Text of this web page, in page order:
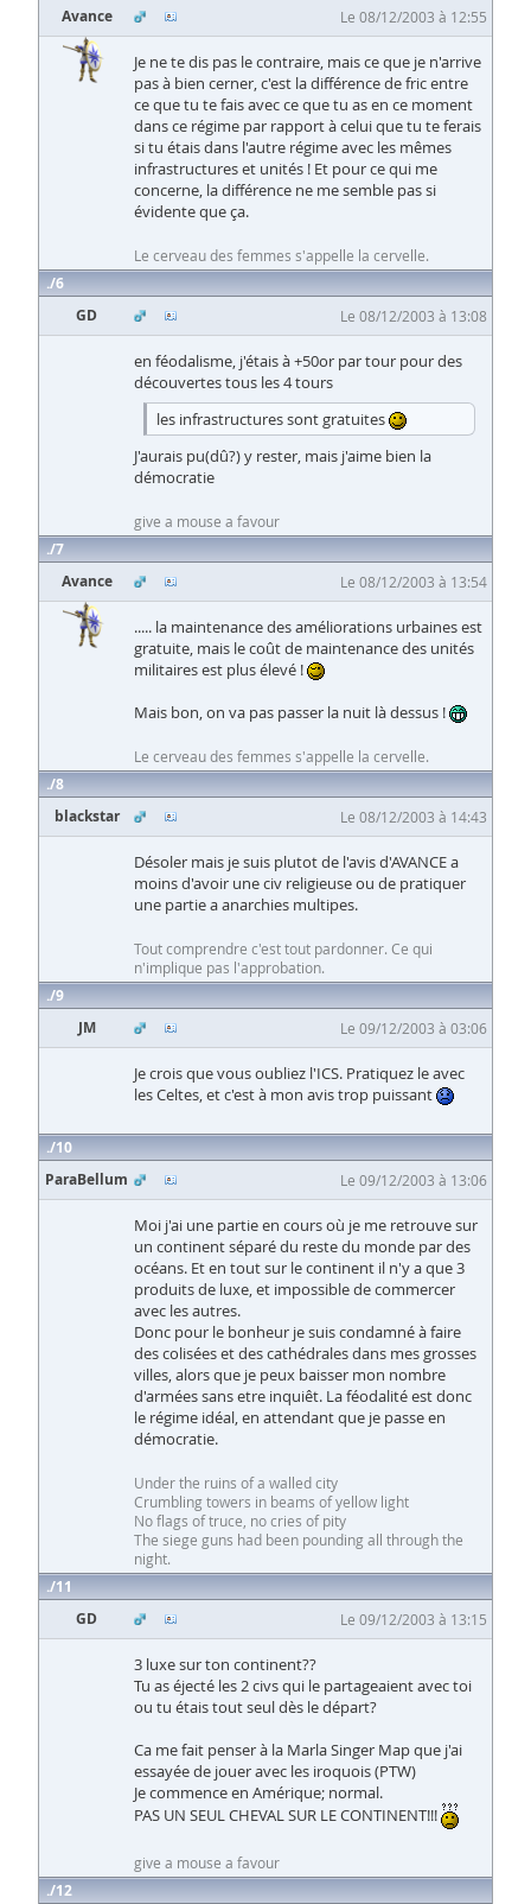
Avance
Le 08/12/2003 à 12:55
Je ne te dis pas le contraire, mais ce que je n'arrive
pas à bien cerner, c'est la différence de fric entre
ce que tu te fais avec ce que tu as en ce moment
dans ce régime par rapport à celui que tu te ferais
si tu étais dans l'autre régime avec les mêmes
infrastructures et unités ! Et pour ce qui me
concerne, la différence ne me semble pas si
évidente que ça.
Le cerveau des femmes s'appelle la cervelle.
6
GD
Le 08/12/2003 à 13:08
en féodalisme, j'étais à +50or par tour pour des
découvertes tous les 4 tours
les infrastructures sont gratuites
J'aurais pu(dû?) y rester, mais j'aime bien la
démocratie
give a mouse a favour
7
Avance
Le 08/12/2003 à 13:54
..... la maintenance des améliorations urbaines est
gratuite, mais le coût de maintenance des unités
militaires est plus élevé !
Mais bon, on va pas passer la nuit là dessus !
Le cerveau des femmes s'appelle la cervelle.
8
blackstar
Le 08/12/2003 à 14:43
Désoler mais je suis plutot de l'avis d'AVANCE a
moins d'avoir une civ religieuse ou de pratiquer
une partie a anarchies multipes.
Tout comprendre c'est tout pardonner. Ce qui
n'implique pas l'approbation.
9
JM
Le 09/12/2003 à 03:06
Je crois que vous oubliez l'ICS. Pratiquez le avec
les Celtes, et c'est à mon avis trop puissant
10
ParaBellum
Le 09/12/2003 à 13:06
Moi j'ai une partie en cours où je me retrouve sur
un continent séparé du reste du monde par des
océans. Et en tout sur le continent il n'y a que 3
produits de luxe, et impossible de commercer
avec les autres.
Donc pour le bonheur je suis condamné à faire
des colisées et des cathédrales dans mes grosses
villes, alors que je peux baisser mon nombre
d'armées sans etre inquiêt. La féodalité est donc
le régime idéal, en attendant que je passe en
démocratie.
Under the ruins of a walled city
Crumbling towers in beams of yellow light
No flags of truce, no cries of pity
The siege guns had been pounding all through the
night.
11
GD
Le 09/12/2003 à 13:15
3 luxe sur ton continent??
Tu as éjecté les 2 civs qui le partageaient avec toi
ou tu étais tout seul dès le départ?
Ca me fait penser à la Marla Singer Map que j'ai
essayée de jouer avec les iroquois (PTW)
Je commence en Amérique; normal.
PAS UN SEUL CHEVAL SUR LE CONTINENT!!!
give a mouse a favour
12